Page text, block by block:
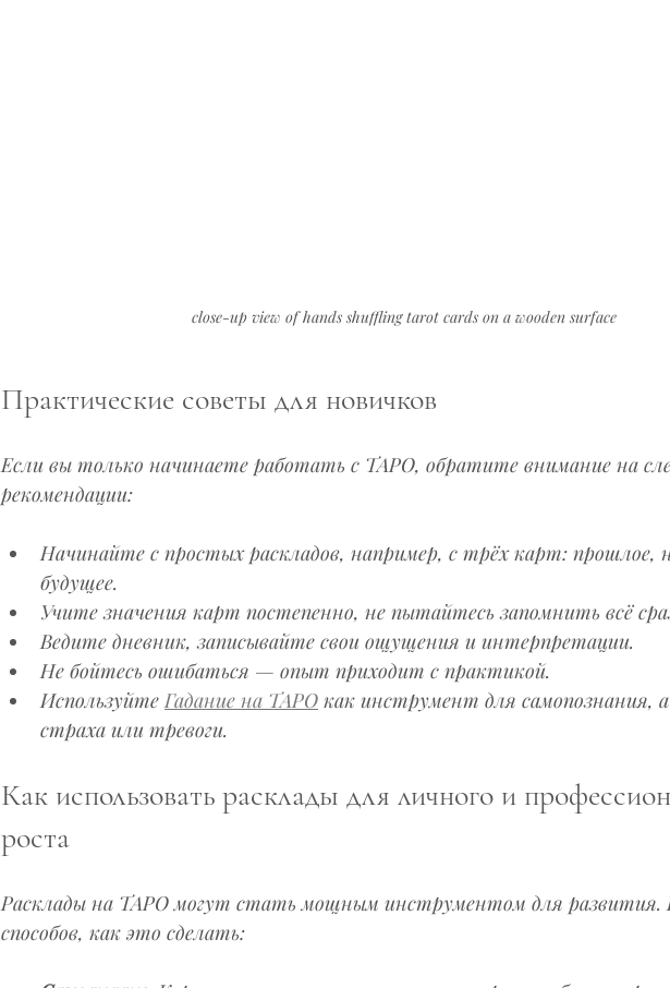
close-up view of hands shuffling tarot cards on a wooden surface
Практические советы для новичков
Если вы только начинаете работать с ТАРО, обратите внимание на
рекомендации:
Начинайте с простых раскладов, например, с трёх карт: прошлое,
будущее.
Учите значения карт постепенно, не пытайтесь запомнить всё
Ведите дневник, записывайте свои ощущения и интерпретации.
Не бойтесь ошибаться — опыт приходит с практикой.
Используйте Гадание на ТАРО как инструмент для самопознания,
страха или тревоги.
Как использовать расклады для личного и
роста
Расклады на ТАРО могут стать мощным инструментом для развития.
способов, как это сделать: